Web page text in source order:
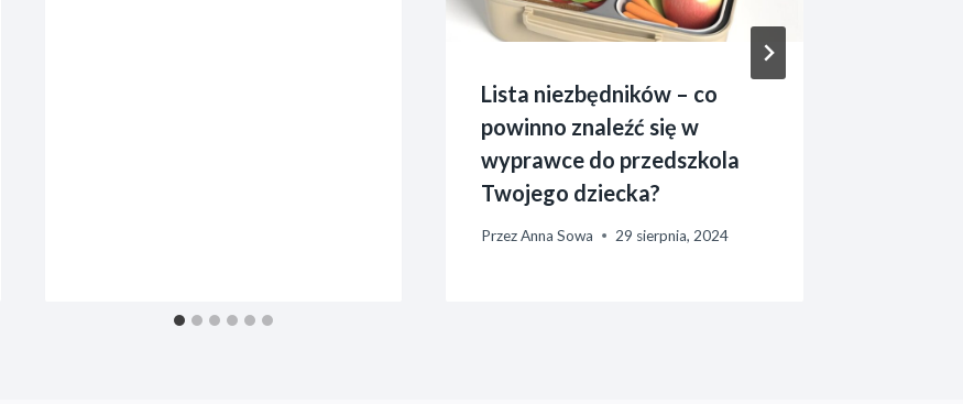
Lista niezbędników – co
powinno znaleźć się w
wyprawce do przedszkola
Twojego dziecka?
Przez Anna Sowa 29 sierpnia, 2024